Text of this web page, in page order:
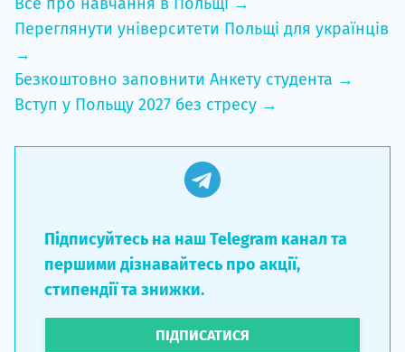
Переглянути університети Польщі для українців
→
Безкоштовно заповнити Анкету студента →
Вступ у Польщу 2027 без стресу →
Підписуйтесь на наш Telegram канал та
першими дізнавайтесь про акції,
стипендії та знижки.
ПІДПИСАТИСЯ